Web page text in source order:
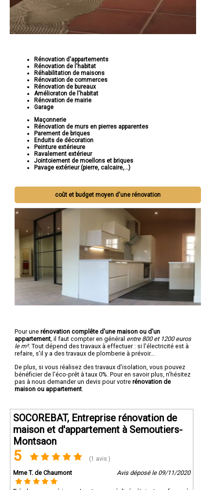
Rénovation d'appartements
Rénovation de l'habitat
Réhabilitation de maisons
Rénovation de commerces
Rénovation de bureaux
Amélioraton de l'habitat
Rénovation de mairie
Garage
Maçonnerie
Rénovation de murs en pierres apparentes
Parement de briques
Enduits de décoration
Peinture extérieure
Ravalement extérieur
Jointoiement de moellons et briques
Pavage extérieur (pierre, calcaire,...)
coût et budget moyen d'une rénovation
Pour une rénovation complête d'une maison ou d'un
appartement , il faut compter en général entre 800 et 1200 euros
le m². Tout dépend des travaux à effectuer : si l'électricité est à
refaire, s'il y a des travaux de plomberie à prévoir...
De plus, si vous réalisez des travaux d'isolation, vous pouvez
bénéficier de l'éco-prêt à taux 0%. Pour en savoir plus, n'hésitez
pas à nous demander un devis pour votre rénovation de
maison ou appartement
SOCOREBAT, Entreprise rénovation de
maison et d'appartement à Semoutiers-
Montsaon
5 (1 avis )
Mme T. de Chaumont Avis déposé le 09/11/2020